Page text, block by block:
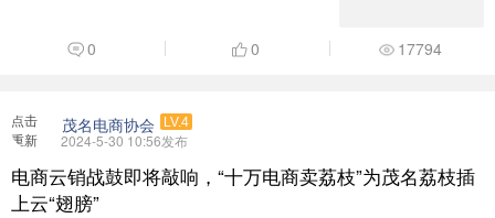
0 0 17794
点击
重新
茂名电商协会 LV.4
2024-5-30 10:56发布
电商云销战鼓即将敲响，“十万电商卖荔枝”为茂名荔枝插
上云“翅膀”